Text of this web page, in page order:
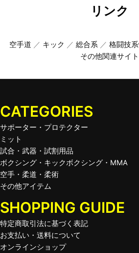
リンク
空手道 ／ キック ／ 総合系／ 格闘技
その他関連サイト
CATEGORIES
サポーター・プロテクター
ミット
試合・武器・試割用品
ボクシング・キックボクシング・MMA
空手・柔道・柔術
その他アイテム
SHOPPING GUIDE
特定商取引法に基づく表記
お支払い・送料について
オンラインショップ